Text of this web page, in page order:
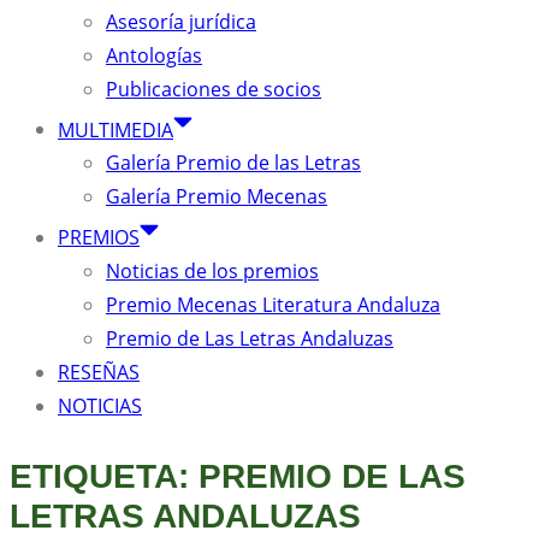
Asesoría jurídica
Antologías
Publicaciones de socios
MULTIMEDIA
Galería Premio de las Letras
Galería Premio Mecenas
PREMIOS
Noticias de los premios
Premio Mecenas Literatura Andaluza
Premio de Las Letras Andaluzas
RESEÑAS
NOTICIAS
ETIQUETA: PREMIO DE LAS
LETRAS ANDALUZAS